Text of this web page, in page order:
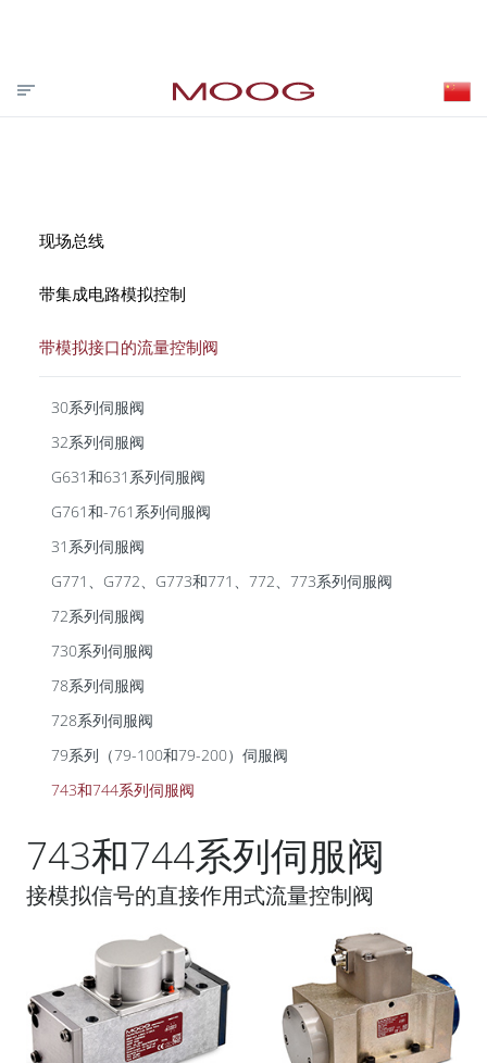
投资者关系 合作伙伴登录 VISIT MOOG.COM
MOOG.COM.CN
现场总线
带集成电路模拟控制
带模拟接口的流量控制阀
30系列伺服阀
32系列伺服阀
G631和631系列伺服阀
G761和-761系列伺服阀
31系列伺服阀
G771、G772、G773和771、772、773系列伺服阀
72系列伺服阀
730系列伺服阀
78系列伺服阀
728系列伺服阀
79系列（79-100和79-200）伺服阀
743和744系列伺服阀
743和744系列伺服阀
接模拟信号的直接作用式流量控制阀